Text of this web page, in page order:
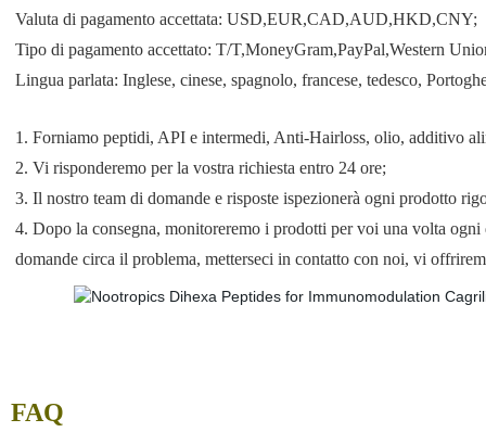
Valuta di pagamento accettata: USD,EUR,CAD,AUD,HKD,CNY;
Tipo di pagamento accettato: T/T,MoneyGram,PayPal,Western
Lingua parlata: Inglese, cinese, spagnolo, francese, tedesco,
1. Forniamo peptidi, API e intermedi, Anti-Hairloss, olio, additivo
2. Vi risponderemo per la vostra richiesta entro 24 ore;
3. Il nostro team di domande e risposte ispezionerà ogni prodotto
4. Dopo la consegna, monitoreremo i prodotti per voi una volta
domande circa il problema, metterseci in contatto con noi, vi
FAQ